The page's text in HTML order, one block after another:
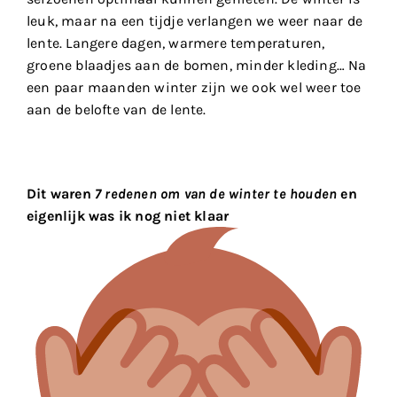
leuk, maar na een tijdje verlangen we weer naar de
lente. Langere dagen, warmere temperaturen,
groene blaadjes aan de bomen, minder kleding… Na
een paar maanden winter zijn we ook wel weer toe
aan de belofte van de lente.
Dit waren 7 redenen om van de winter te houden en
eigenlijk was ik nog niet klaar